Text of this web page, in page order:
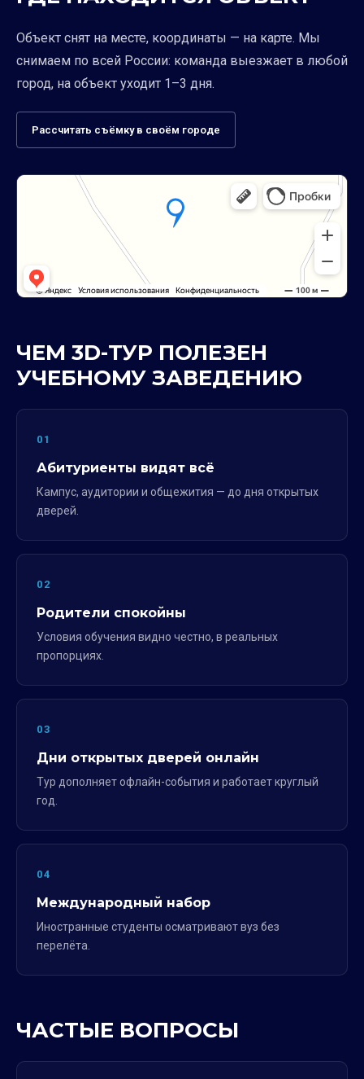
Объект снят на месте, координаты — на карте. Мы
снимаем по всей России: команда выезжает в любой
город, на объект уходит 1–3 дня.
Рассчитать съёмку в своём городе
ЧЕМ 3D-ТУР ПОЛЕЗЕН
УЧЕБНОМУ ЗАВЕДЕНИЮ
01
Абитуриенты видят всё
Кампус, аудитории и общежития — до дня открытых
дверей.
02
Родители спокойны
Условия обучения видно честно, в реальных
пропорциях.
03
Дни открытых дверей онлайн
Тур дополняет офлайн-события и работает круглый
год.
04
Международный набор
Иностранные студенты осматривают вуз без
перелёта.
ЧАСТЫЕ ВОПРОСЫ